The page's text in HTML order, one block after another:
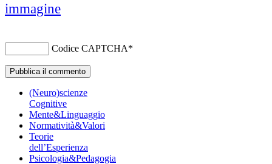
Codice CAPTCHA*
(Neuro)scienze
Cognitive
Mente&Linguaggio
Normatività&Valori
Teorie
dell’Esperienza
Psicologia&Pedagogia